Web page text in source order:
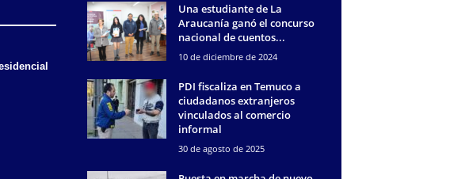
Una estudiante de La
Araucanía ganó el concurso
nacional de cuentos...
10 de diciembre de 2024
PDI fiscaliza en Temuco a
ciudadanos extranjeros
vinculados al comercio
informal
30 de agosto de 2025